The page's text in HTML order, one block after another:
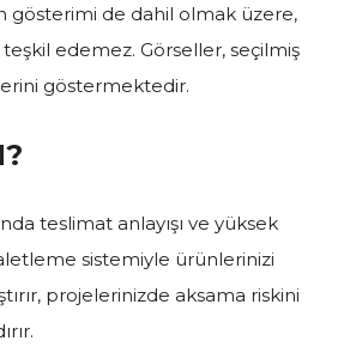
gösterimi de dahil olmak üzere,
edemez. Görseller, seçilmiş
göstermektedir.
teslimat anlayışı ve yüksek
sistemiyle ürünlerinizi
projelerinizde aksama riskini